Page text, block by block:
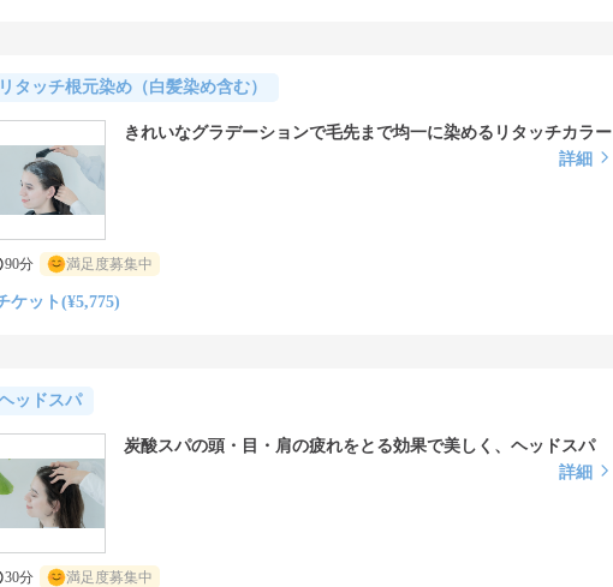
タッチ根元染め（白髪染め含む）
きれいなグラデーションで毛先まで均一に染めるリタッチカラー
詳細
90分 満足度募集中
ケット(¥5,775)
ッドスパ
炭酸スパの頭・目・肩の疲れをとる効果で美しく、ヘッドスパ
詳細
30分 満足度募集中